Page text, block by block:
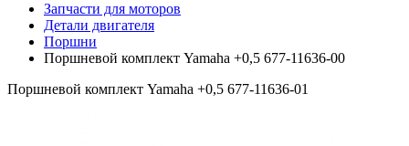
Запчасти для моторов
Детали двигателя
Поршни
Поршневой комплект Yamaha +0,5 677-11636-00
Поршневой комплект Yamaha +0,5 677-11636-01